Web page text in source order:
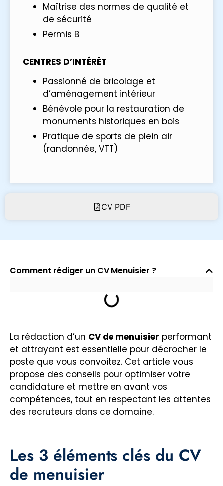
CV PDF
Maîtrise des normes de qualité et
de sécurité
Permis B
CENTRES D’INTÉRÊT
Passionné de bricolage et
d’aménagement intérieur
Bénévole pour la restauration de
monuments historiques en bois
Pratique de sports de plein air
(randonnée, VTT)
Comment rédiger un CV Menuisier ?
La rédaction d’un CV de menuisier performant
et attrayant est essentielle pour décrocher le
poste que vous convoitez. Cet article vous
propose des conseils pour optimiser votre
candidature et mettre en avant vos
compétences, tout en respectant les attentes
des recruteurs dans ce domaine.
Les 3 éléments clés du CV
de menuisier